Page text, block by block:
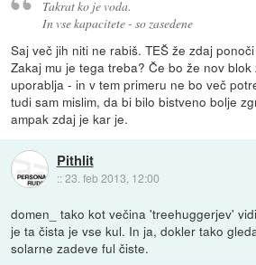
Takrat ko je voda.
In vse kapacitete - so zasedene
Saj več jih niti ne rabiš. TEŠ že zdaj
Zakaj mu je tega treba? Če bo že nov
uporablja - in v tem primeru ne bo več
tudi sam mislim, da bi bilo bistveno bolje
ampak zdaj je kar je.
Pithlit
::23. feb 2013, 12:00
domen_ tako kot večina 'treehuggerjev'
je ta čista je vse kul. In ja, dokler tako
solarne zadeve ful čiste.